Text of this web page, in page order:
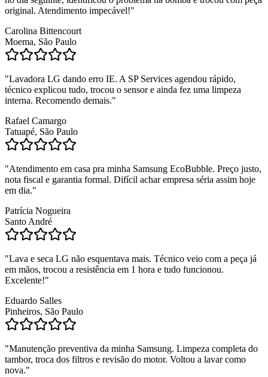
original. Atendimento impecável!"
Carolina Bittencourt
Moema, São Paulo
"Lavadora LG dando erro IE. A SP Services agendou rápido,
técnico explicou tudo, trocou o sensor e ainda fez uma limpeza
interna. Recomendo demais."
Rafael Camargo
Tatuapé, São Paulo
"Atendimento em casa pra minha Samsung EcoBubble. Preço justo,
nota fiscal e garantia formal. Difícil achar empresa séria assim hoje
em dia."
Patrícia Nogueira
Santo André
"Lava e seca LG não esquentava mais. Técnico veio com a peça já
em mãos, trocou a resistência em 1 hora e tudo funcionou.
Excelente!"
Eduardo Salles
Pinheiros, São Paulo
"Manutenção preventiva da minha Samsung. Limpeza completa do
tambor, troca dos filtros e revisão do motor. Voltou a lavar como
nova."